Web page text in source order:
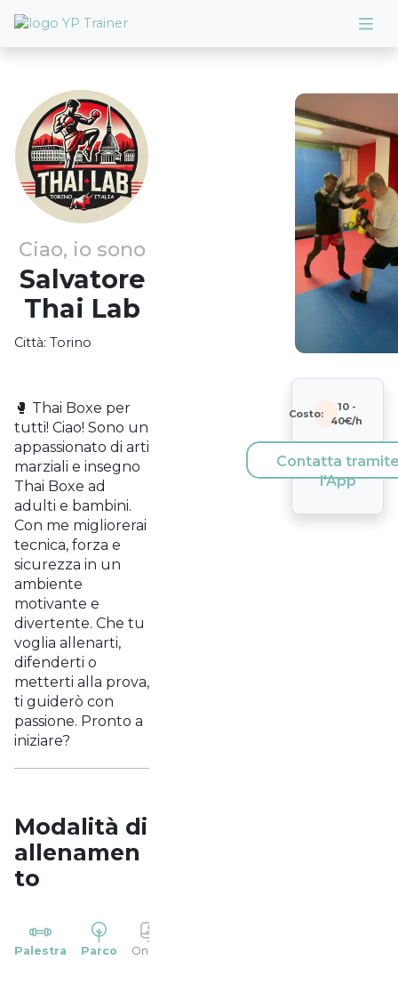
Ciao, io sono
Salvatore
Thai Lab
Città: Torino
🥊 Thai Boxe per
tutti! Ciao! Sono un
appassionato di arti
marziali e insegno
Thai Boxe ad
adulti e bambini.
Con me migliorerai
tecnica, forza e
sicurezza in un
ambiente
motivante e
divertente. Che tu
voglia allenarti,
difenderti o
metterti alla prova,
ti guiderò con
passione. Pronto a
iniziare?
Modalità di
allenamen
to
Palestra Parco Online
Costo:
10-
40€/h
Contatta
l'App